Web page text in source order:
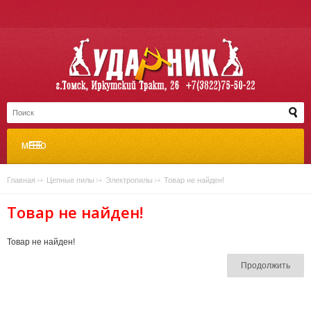
МЕНЮ
Главная » Цепные пилы » Электропилы » Товар не найден!
Товар не найден!
Товар не найден!
Продолжить